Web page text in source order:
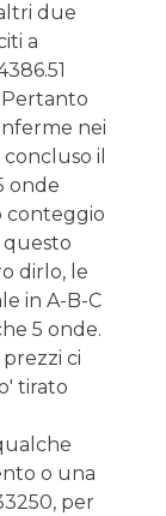
due
a
Pertanto
nei
il
onde
conteggio
questo
dirlo, le
in A-B-C
5 onde.
ci
tirato
o una
per